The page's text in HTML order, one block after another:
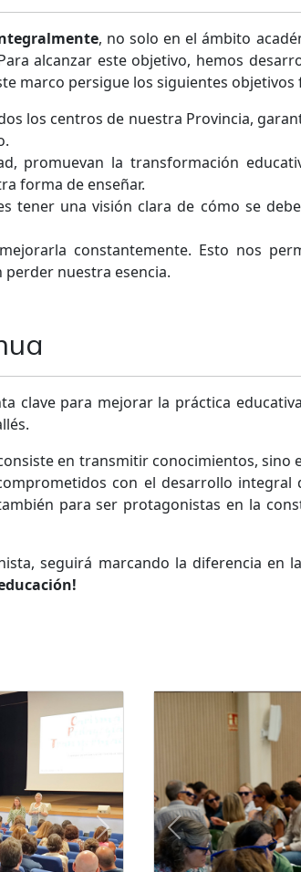
, no solo en el ámbito
alcanzar este objetivo, hemos
marco persigue los siguientes
los centros de nuestra Provincia,
promuevan la transformación
forma de enseñar.
tener una visión clara de cómo se
constantemente. Esto nos
perder nuestra esencia.
clave para mejorar la práctica
en transmitir conocimientos, sino
con el desarrollo integral
para ser protagonistas en la
seguirá marcando la diferencia en
Next Previous